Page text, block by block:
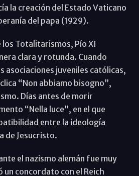
la creación del Estado Vaticano
del papa (1929).
Totalitarismos, Pío XI
clara y rotunda. Cuando
asociaciones juveniles católicas,
“Non abbiamo bisogno”,
Días antes de morir
“Nella luce”, en el que
entre la ideología
de Jesucristo.
el nazismo alemán fue muy
un concordato con el Reich